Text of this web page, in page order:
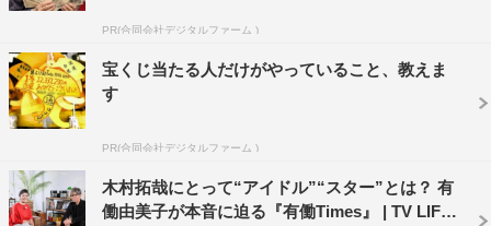
ろ、芸能界を辞めたことを知らないプロデューサーから声
をかけられ、「どうせバイトやるんだから…まぁ知ってい
る世界だしいいかと思って…」と、バイトのつもりで再び
演技の世界へ。
ブレークのきっかけは、萩原健一さんと共演した伝説のド
ラマ『傷だらけの天使』（1974～1975年/日本テレビ）。
PR(合同会社デジタルファーム )
宝くじ当たる人だけがやっていること、教えま
す
PR(合同会社デジタルファーム )
木村拓哉にとって“アイドル”“スター”とは？ 有
働由美子が本音に迫る『有働Times』 | TV LIFE